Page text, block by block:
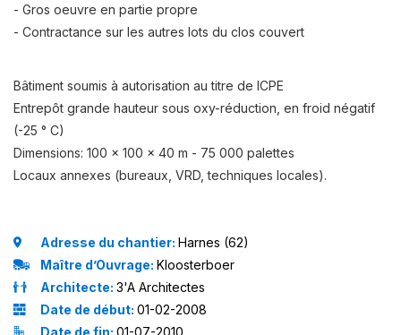
- Gros oeuvre en partie propre
- Contractance sur les autres lots du clos couvert
Bâtiment soumis à autorisation au titre de ICPE
Entrepôt grande hauteur sous oxy-réduction, en froid négatif
(-25 ° C)
Dimensions: 100 x 100 x 40 m - 75 000 palettes
Locaux annexes (bureaux, VRD, techniques locales).
Adresse du chantier: Harnes (62)
Maître d’Ouvrage: Kloosterboer
Architecte: 3'A Architectes
Date de début: 01-02-2008
Date de fin: 01-07-2010